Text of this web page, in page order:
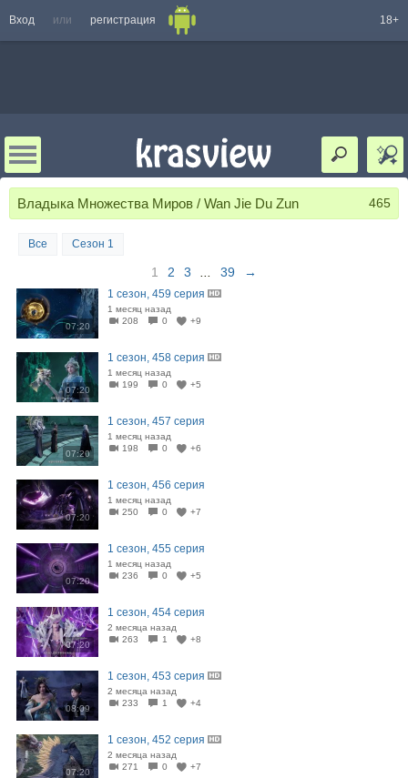
Вход или регистрация 18+
Владыка Множества Миров / Wan Jie Du Zun 465
Все Сезон 1
1 2 3 39 →
07:20
1 сезон, 459 серия
1 месяц назад
208
0 +9
07:20
1 сезон, 458 серия
1 месяц назад
199
0 +5
07:20
1 сезон, 457 серия
1 месяц назад
198
0 +6
07:20
1 сезон, 456 серия
1 месяц назад
250
0 +7
07:20
1 сезон, 455 серия
1 месяц назад
236
0 +5
07:20
1 сезон, 454 серия
2 месяца назад
263
1 +8
08:09
1 сезон, 453 серия
2 месяца назад
233
1 +4
07:20
1 сезон, 452 серия
2 месяца назад
271
0 +7